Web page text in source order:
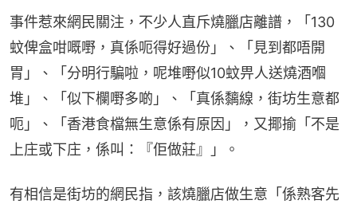
事件惹來網民關注，不少人直斥燒臘店離譜，「130
蚊俾盒咁嘅嘢，真係呃得好過份」、「見到都唔開
胃」、「分明行騙啦，呢堆嘢似10蚊畀人送燒酒嗰
堆」、「似下欄嘢多啲」、「真係黐線，街坊生意都
呃」、「香港食檔無生意係有原因」，又揶揄「不是
上庄或下庄，係叫：『佢做莊』」。
有相信是街坊的網民指，該燒臘店做生意「係熟客先